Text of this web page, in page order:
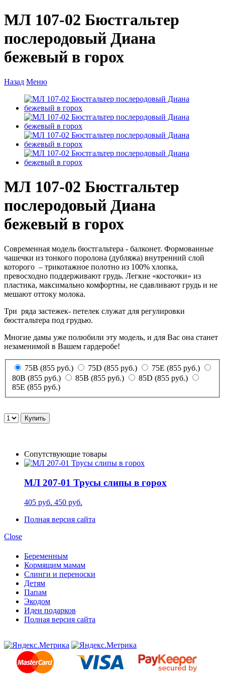
МЛ 107-02 Бюстгальтер
послеродовый Диана
бежевый в горох
Назад Меню
МЛ 107-02 Бюстгальтер
послеродовый Диана
бежевый в горох
Современная модель бюстгальтера - балконет. Формованные
чашечки из тонкого поролона (дубляжа) внутренний слой
которого – трикотажное полотно из 100% хлопка,
превосходно поддерживают грудь. Легкие «косточки» из
пластика, максимально комфортны, не сдавливают грудь и не
мешают оттоку молока.
Три ряда застежек- петелек служат для регулировки
бюстгальтера под грудью.
Многие дамы уже полюбили эту модель, и для Вас она станет
незаменимой в Вашем гардеробе!
75B (855 руб.) 75D (855 руб.)
75E (855 руб.)
80B (855 руб.)
85B (855 руб.)
85D (855 руб.)
85E (855 руб.)
Сопутствующие товары
МЛ 207-01 Трусы слипы в горох
405 руб. 450 руб.
Полная версия сайта
Close
Беременным
Кормящим мамам
Слинги и переноски
Детям
Папам
Экодом
Идеи подарков
Полная версия сайта